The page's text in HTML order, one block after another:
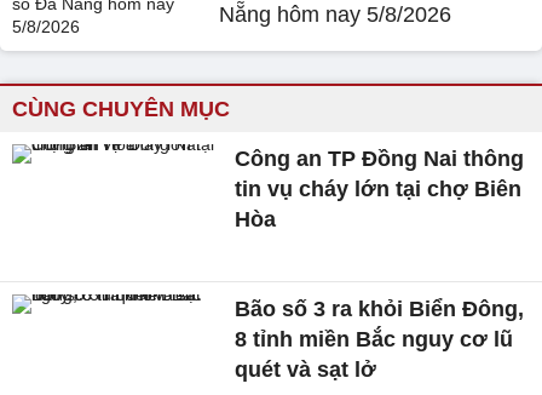
Nẵng hôm nay 5/8/2026
CÙNG CHUYÊN MỤC
Công an TP Đồng Nai thông
tin vụ cháy lớn tại chợ Biên
Hòa
Bão số 3 ra khỏi Biển Đông,
8 tỉnh miền Bắc nguy cơ lũ
quét và sạt lở